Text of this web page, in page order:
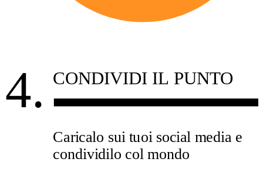
CONDIVIDI IL PUNTO
4.
Caricalo sui tuoi social media e
condividilo col mondo